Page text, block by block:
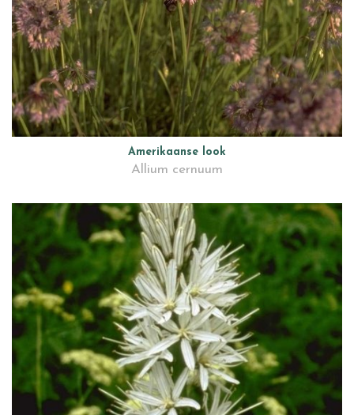
Amerikaanse look
Allium cernuum